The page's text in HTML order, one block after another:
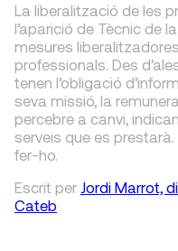
La liberalització de les
l’aparició de Tècnic de
mesures
professionals. Des
tenen l’obligació
seva missió, la
percebre a canvi,
serveis que es
fer-ho.
Escrit per Jordi Marrot,
Cateb